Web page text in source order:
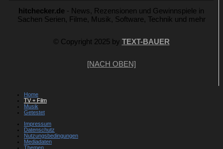
hitchecker.de - News, Rezensionen und Gewinnspiele in
Sachen Serien, Filme, Musik, Software, Technik und mehr
© Copyright 2025 by TEXT-BAUER
[NACH OBEN]
Home
TV + Film
Musik
Getestet
Impressum
Datenschutz
Nutzungsbedingungen
Mediadaten
Themen